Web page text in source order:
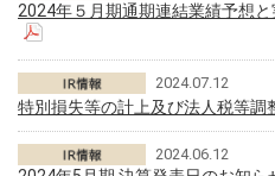
2024年５月期通期連結業績予想
2024.07.12
特別損失等の計上及び法人税等調
2024.06.12